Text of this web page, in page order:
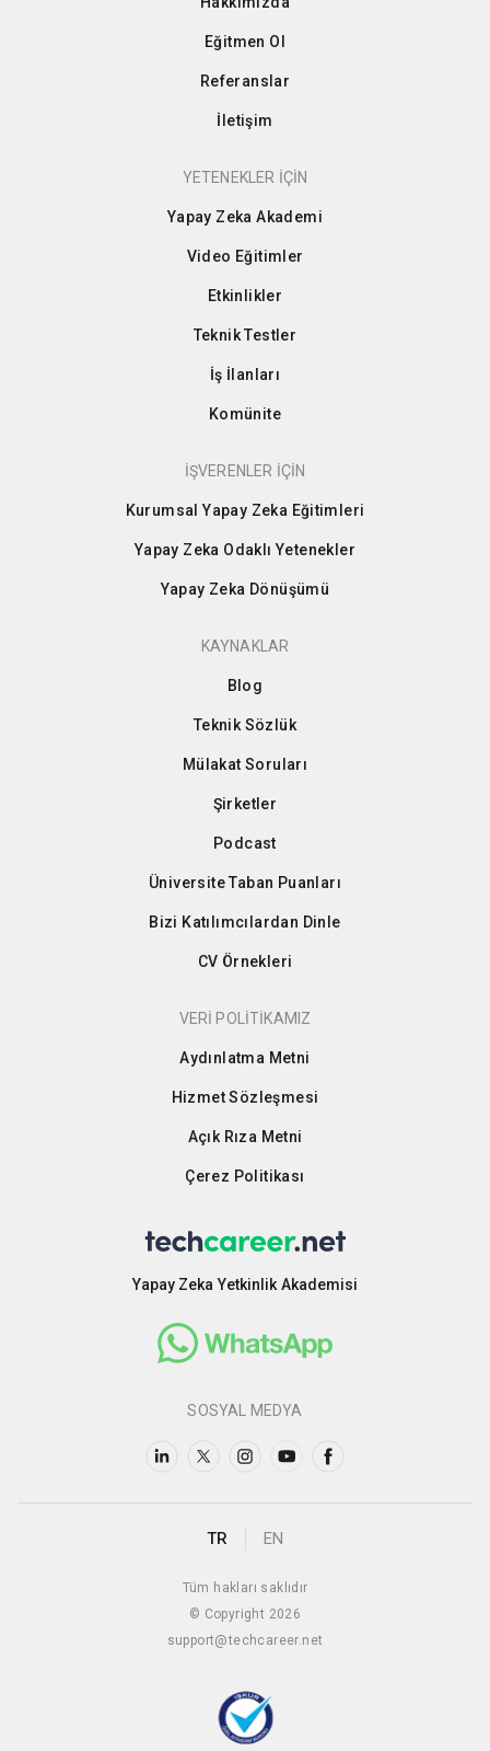
Eğitmen Ol
Referanslar
İletişim
YETENEKLER İÇİN
Yapay Zeka Akademi
Video Eğitimler
Etkinlikler
Teknik Testler
İş İlanları
Komünite
İŞVERENLER İÇİN
Kurumsal Yapay Zeka Eğitimleri
Yapay Zeka Odaklı Yetenekler
Yapay Zeka Dönüşümü
KAYNAKLAR
Blog
Teknik Sözlük
Mülakat Soruları
Şirketler
Podcast
Üniversite Taban Puanları
Bizi Katılımcılardan Dinle
CV Örnekleri
VERİ POLİTİKAMIZ
Aydınlatma Metni
Hizmet Sözleşmesi
Açık Rıza Metni
Çerez Politikası
Yapay Zeka Yetkinlik Akademisi
SOSYAL MEDYA
TR EN
Tüm hakları saklıdır
© Copyright 2026
support@techcareer.net